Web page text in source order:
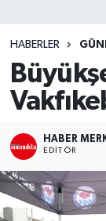
HABERLER
HABER
EDITÖR
Teknoloji
Yaşam